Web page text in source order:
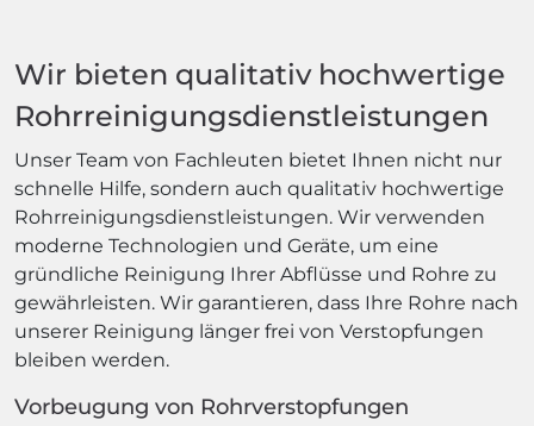
Wir bieten qualitativ hochwertige
Rohrreinigungsdienstleistungen
Unser Team von Fachleuten bietet Ihnen nicht nur
schnelle Hilfe, sondern auch qualitativ hochwertige
Rohrreinigungsdienstleistungen. Wir verwenden
moderne Technologien und Geräte, um eine
gründliche Reinigung Ihrer Abflüsse und Rohre zu
gewährleisten. Wir garantieren, dass Ihre Rohre nach
unserer Reinigung länger frei von Verstopfungen
bleiben werden.
Vorbeugung von Rohrverstopfungen